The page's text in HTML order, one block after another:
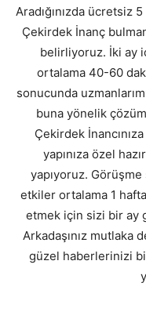
Aradığınızda ücretsiz
Çekirdek İnanç
belirliyoruz. İki ay
ortalama 40-60
sonucunda
buna yönelik
Çekirdek
yapınıza özel
yapıyoruz.
etkiler ortalama 1
etmek için sizi bir ay
Arkadaşınız mutlaka
güzel haberlerinizi